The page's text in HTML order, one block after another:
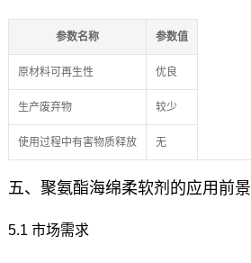
参数名称 参数值
原材料可再生性 优良
生产废弃物 较少
使用过程中有害物质释放 无
五、聚氨酯海绵柔软剂的应用前景
5.1 市场需求